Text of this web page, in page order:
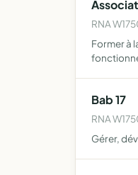
RNA
Former à
Bab 17
RNA
Gérer,